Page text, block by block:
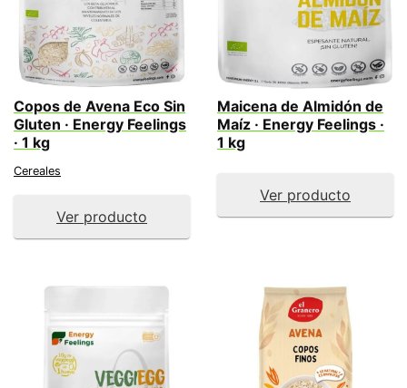
Copos de Avena Eco Sin
Gluten · Energy Feelings
· 1 kg
Cereales
Ver producto
Maicena de Almidón de
Maíz · Energy Feelings ·
1 kg
Ver producto